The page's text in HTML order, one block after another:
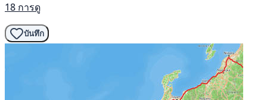
18 การดู
บันทึก